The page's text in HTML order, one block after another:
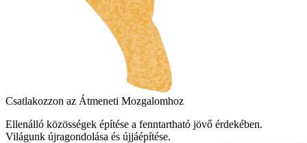
Csatlakozzon az Átmeneti Mozgalomhoz
Ellenálló közösségek építése a fenntartható jövő érdekében.
Világunk újragondolása és újjáépítése.